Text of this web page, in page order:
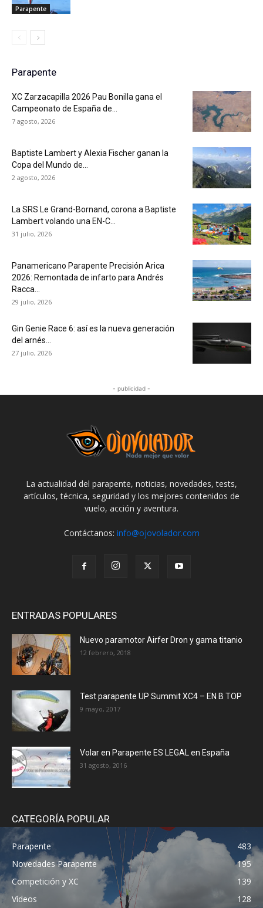
Parapente
Parapente
XC Zarzacapilla 2026 Pau Bonilla gana el
Campeonato de España de...
7 agosto, 2026
Baptiste Lambert y Alexia Fischer ganan la
Copa del Mundo de...
2 agosto, 2026
La SRS Le Grand-Bornand, corona a Baptiste
Lambert volando una EN-C...
31 julio, 2026
Panamericano Parapente Precisión Arica
2026: Remontada de infarto para Andrés
Racca...
29 julio, 2026
Gin Genie Race 6: así es la nueva generación
del arnés...
27 julio, 2026
- publicidad -
La actualidad del parapente, noticias, novedades, tests,
artículos, técnica, seguridad y los mejores contenidos de
vuelo, acción y aventura.
Contáctanos: info@ojovolador.com
ENTRADAS POPULARES
Nuevo paramotor Airfer Dron y gama titanio
12 febrero, 2018
Test parapente UP Summit XC4 – EN B TOP
9 mayo, 2017
Volar en Parapente ES LEGAL en España
31 agosto, 2016
CATEGORÍA POPULAR
Parapente
483
Novedades Parapente
195
Competición y XC
139
Vídeos
128